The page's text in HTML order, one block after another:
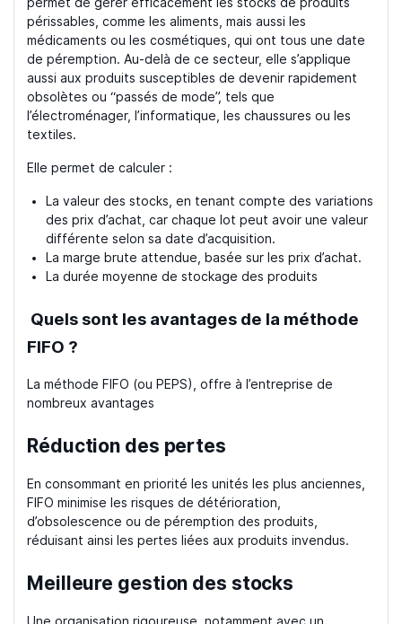
permet de gérer efficacement les stocks de produits
périssables, comme les aliments, mais aussi les
médicaments ou les cosmétiques, qui ont tous une date
de péremption. Au-delà de ce secteur, elle s’applique
aussi aux produits susceptibles de devenir rapidement
obsolètes ou “passés de mode”, tels que
l’électroménager, l’informatique, les chaussures ou les
textiles.
Elle permet de calculer :
La valeur des stocks, en tenant compte des variations
des prix d’achat, car chaque lot peut avoir une valeur
différente selon sa date d’acquisition.
La marge brute attendue, basée sur les prix d’achat.
La durée moyenne de stockage des produits
Quels sont les avantages de la méthode
FIFO ?
La méthode FIFO (ou PEPS), offre à l’entreprise de
nombreux avantages
Réduction des pertes
En consommant en priorité les unités les plus anciennes,
FIFO minimise les risques de détérioration,
d’obsolescence ou de péremption des produits,
réduisant ainsi les pertes liées aux produits invendus.
Meilleure gestion des stocks